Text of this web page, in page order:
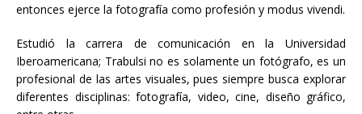
entonces ejerce la fotografía como profesión y modus vivendi.
Estudió la carrera de comunicación en la Universidad
Iberoamericana; Trabulsi no es solamente un fotógrafo, es un
profesional de las artes visuales, pues siempre busca explorar
diferentes disciplinas: fotografía, video, cine, diseño gráfico,